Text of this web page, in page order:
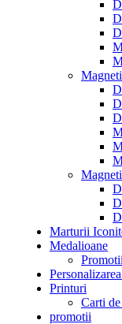
Marturii
Medalioane
Promotii
Printuri
Carti
promotii